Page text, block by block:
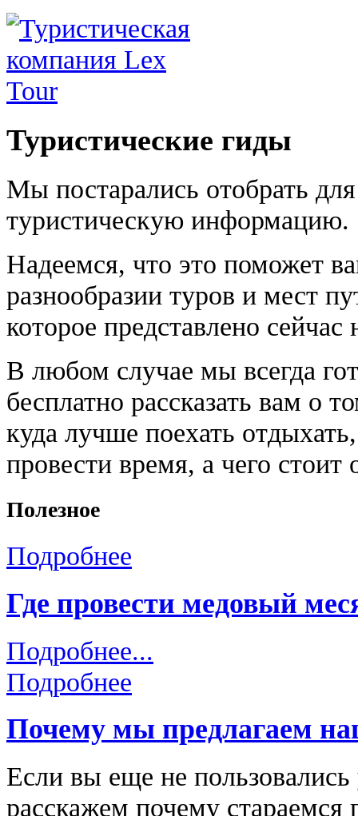
Туристические гиды
Мы постарались отобрать
туристическую информацию.
Надеемся, что это поможет
разнообразии туров и мест
которое представлено
В любом случае мы всегда
бесплатно рассказать вам о
куда лучше поехать
провести время, а чего стоит
Полезное
Подробнее
Где провести медовый
Подробнее...
Подробнее
Почему мы предлагаем
Если вы еще не
расскажем почему стараемся